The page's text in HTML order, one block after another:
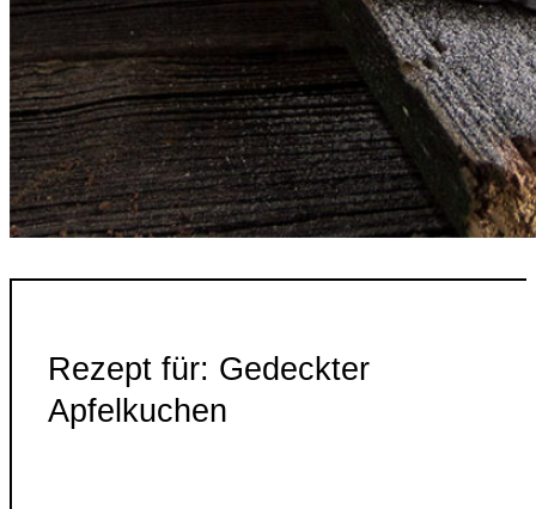
Rezept für: Gedeckter
Apfelkuchen